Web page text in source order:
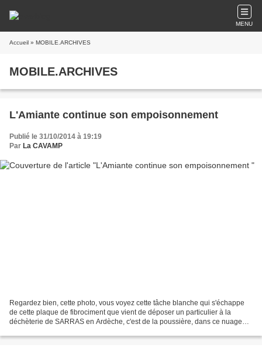
MENU
Accueil » MOBILE.ARCHIVES
MOBILE.ARCHIVES
L'Amiante continue son empoisonnement
Publié le 31/10/2014 à 19:19
Par La CAVAMP
Regardez bien, cette photo, vous voyez cette tâche blanche qui s'échappe
de cette plaque de fibrociment que vient de déposer un particulier à la
déchèterie de SARRAS en Ardèche, c'est de la poussière, dans ce nuage